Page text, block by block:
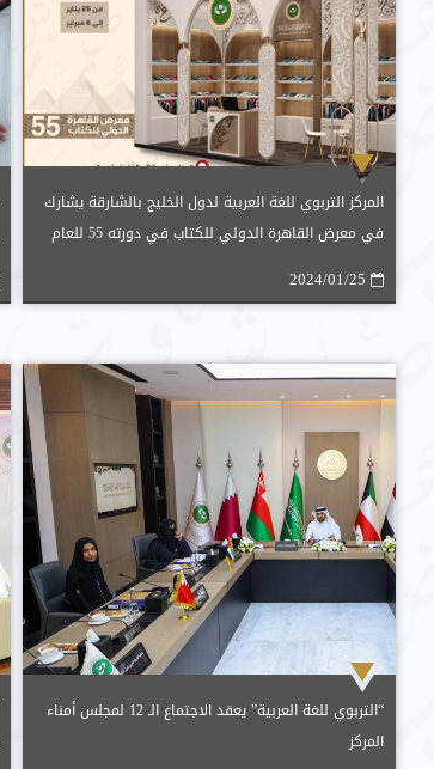
المركز التربوي للغة العربية لدول الخليج بالشارقة يشارك
في معرض القاهرة الدولي للكتاب في دورته 55 للعام
2024/01/25
“التربوي للغة العربية” يعقد الاجتماع الـ 12 لمجلس أمناء
المركز